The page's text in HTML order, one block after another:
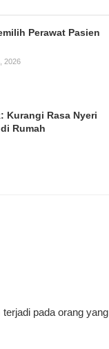
Perawat Pasien
2026
Kurangi Rasa Nyeri
Rumah
pada orang yang